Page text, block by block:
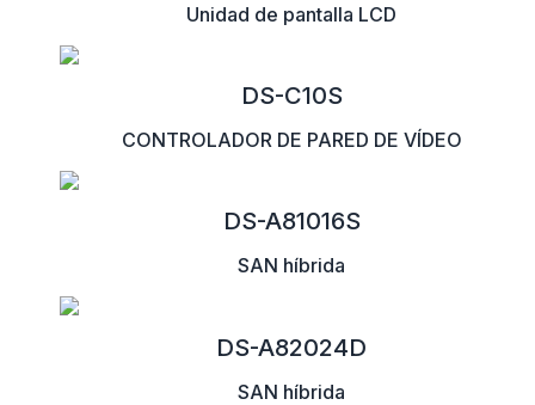
Unidad de pantalla LCD
DS-C10S
CONTROLADOR DE PARED DE VÍDEO
DS-A81016S
SAN híbrida
DS-A82024D
SAN híbrida